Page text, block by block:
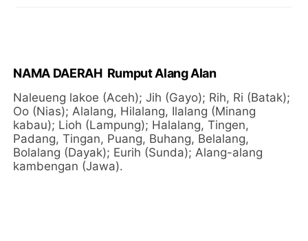
NAMA DAERAH Rumput Alang Alan
Naleueng lakoe (Aceh); Jih (Gayo); Rih, Ri (Batak);
Oo (Nias); Alalang, Hilalang, Ilalang (Minang
kabau); Lioh (Lampung); Halalang, Tingen,
Padang, Tingan, Puang, Buhang, Belalang,
Bolalang (Dayak); Eurih (Sunda); Alang-alang
kambengan (Jawa).